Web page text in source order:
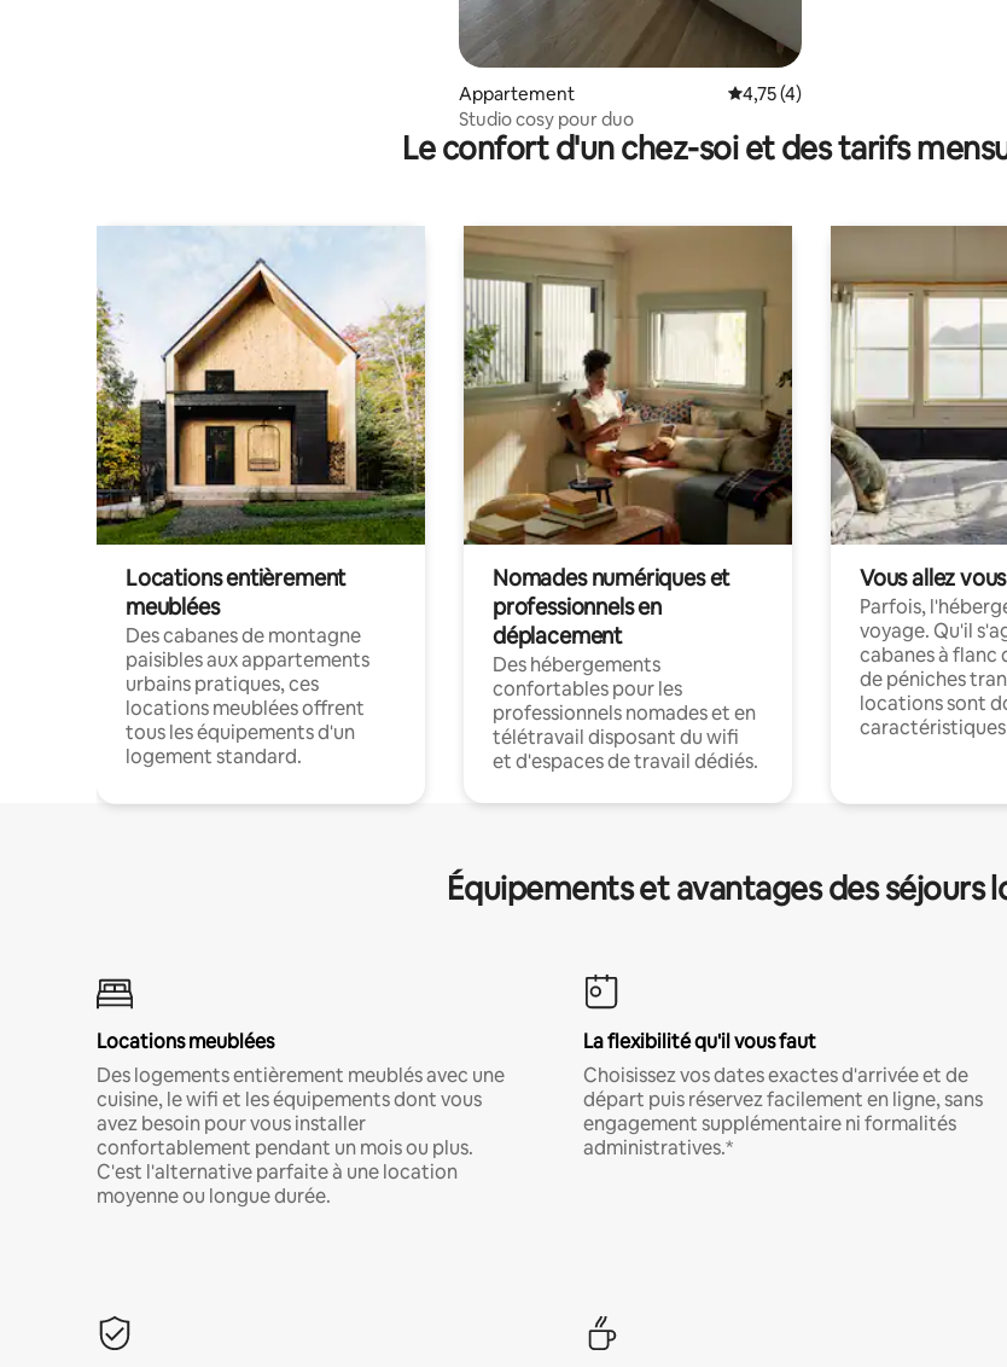
Appartement Évaluation moyenne sur la base
4,75 (4)
Studio cosy pour duo
Le confort d'un chez-soi et des tarifs
Locations entièrement
meublées
Des cabanes de montagne
paisibles aux appartements
urbains pratiques, ces
locations meublées offrent
tous les équipements d'un
logement standard.
Nomades numériques et
professionnels en
déplacement
Des hébergements
confortables pour les
professionnels nomades et en
télétravail disposant du wifi
et d'espaces de travail dédiés.
Vous allez
Parfois,
voyage. Qu'il
cabanes à flanc
de péniches
locations sont
caractéristiques
Équipements et avantages des séjours
Locations meublées
Des logements entièrement meublés avec une
cuisine, le wifi et les équipements dont vous
avez besoin pour vous installer
confortablement pendant un mois ou plus.
C'est l'alternative parfaite à une location
moyenne ou longue durée.
La flexibilité qu'il vous faut
Choisissez vos dates exactes d'arrivée et de
départ puis réservez facilement en ligne, sans
engagement supplémentaire ni formalités
administratives.*